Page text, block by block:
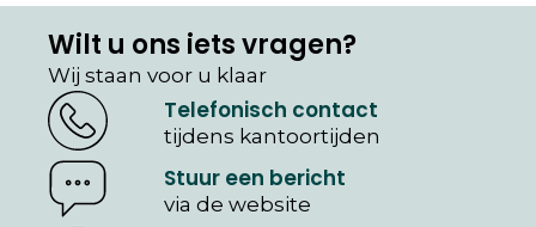
Wilt u ons iets vragen?
Wij staan voor u klaar
Telefonisch contact
tijdens kantoortijden
Stuur een bericht
via de website